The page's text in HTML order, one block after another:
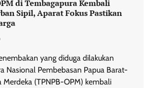
di Tembagapura Kembali
Sipil, Aparat Fokus Pastikan
yang diduga dilakukan
Nasional Pembebasan Papua Barat-
Merdeka (TPNPB-OPM) kembali